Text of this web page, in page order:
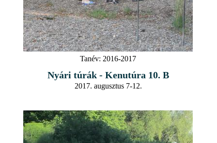
Tanév: 2016-2017
Nyári túrák - Kenutúra 10. B
2017. augusztus 7-12.